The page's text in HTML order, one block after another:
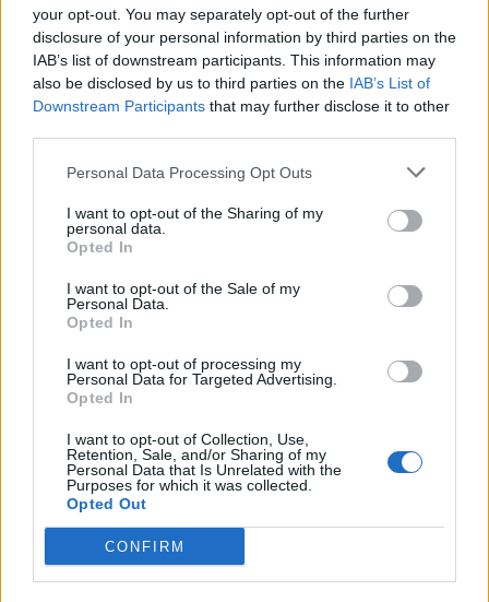
your opt-out. You may separately opt-out of the further
disclosure of your personal information by third parties on the
IAB’s list of downstream participants. This information may
also be disclosed by us to third parties on the IAB’s List of
Downstream Participants that may further disclose it to other
Personal Data Processing Opt Outs
I want to opt-out of the Sharing of my
personal data.
Opted In
I want to opt-out of the Sale of my
Personal Data.
Opted In
I want to opt-out of processing my
Personal Data for Targeted Advertising.
Opted In
I want to opt-out of Collection, Use,
Retention, Sale, and/or Sharing of my
Personal Data that Is Unrelated with the
Purposes for which it was collected.
Opted Out
CONFIRM
Ο Αντόνιο Μπαντέρας σε μια σπάνια
εξομολόγηση: «Η καρδιακή προσβολή ήταν
CELEBRITIES